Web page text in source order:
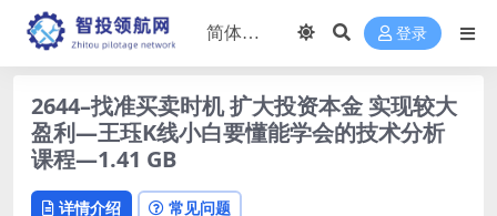
登录
2644–找准买卖时机 扩大投资本金 实现较大
盈利—王珏K线小白要懂能学会的技术分析
课程—1.41 GB
详情介绍 常见问题